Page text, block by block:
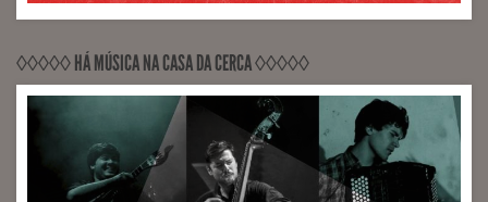
◊◊◊◊◊ HÁ MÚSICA NA CASA DA CERCA ◊◊◊◊◊